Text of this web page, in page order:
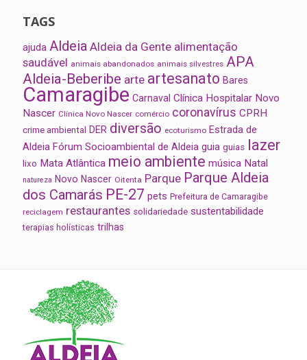
TAGS
ajuda Aldeia Aldeia da Gente alimentação
saudável animais abandonados animais silvestres APA
Aldeia-Beberibe arte artesanato Bares
Camaragibe Carnaval Clínica Hospitalar Novo
Nascer Clínica Novo Nascer comércio coronavírus CPRH
crime ambiental DER diversão ecoturismo Estrada de
Aldeia Fórum Socioambiental de Aldeia guia guias lazer
lixo Mata Atlântica meio ambiente música Natal
natureza Novo Nascer Oitenta Parque Parque Aldeia
dos Camarás PE-27 pets Prefeitura de Camaragibe
reciclagem restaurantes solidariedade sustentabilidade
terapias holísticas trilhas